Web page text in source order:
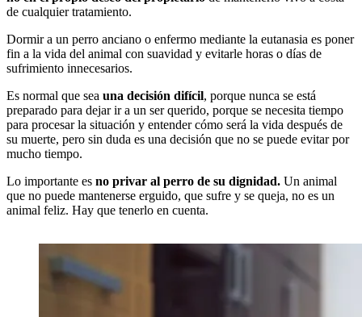
de cualquier tratamiento.
Dormir a un perro anciano o enfermo mediante la eutanasia es poner
fin a la vida del animal con suavidad y evitarle horas o días de
sufrimiento innecesarios.
Es normal que sea una decisión difícil, porque nunca se está
preparado para dejar ir a un ser querido, porque se necesita tiempo
para procesar la situación y entender cómo será la vida después de
su muerte, pero sin duda es una decisión que no se puede evitar por
mucho tiempo.
Lo importante es no privar al perro de su dignidad. Un animal
que no puede mantenerse erguido, que sufre y se queja, no es un
animal feliz. Hay que tenerlo en cuenta.